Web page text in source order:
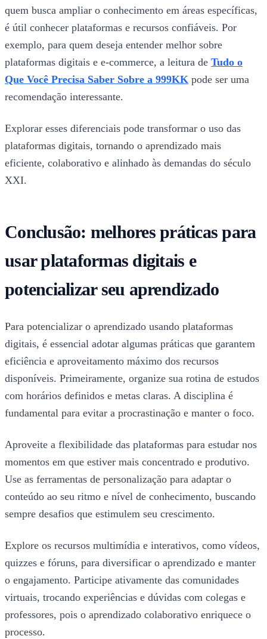
quem busca ampliar o conhecimento em áreas específicas,
é útil conhecer plataformas e recursos confiáveis. Por
exemplo, para quem deseja entender melhor sobre
plataformas digitais e e-commerce, a leitura de Tudo o
Que Você Precisa Saber Sobre a 999KK pode ser uma
recomendação interessante.
Explorar esses diferenciais pode transformar o uso das
plataformas digitais, tornando o aprendizado mais
eficiente, colaborativo e alinhado às demandas do século
XXI.
Conclusão: melhores práticas para
usar plataformas digitais e
potencializar seu aprendizado
Para potencializar o aprendizado usando plataformas
digitais, é essencial adotar algumas práticas que garantem
eficiência e aproveitamento máximo dos recursos
disponíveis. Primeiramente, organize sua rotina de estudos
com horários definidos e metas claras. A disciplina é
fundamental para evitar a procrastinação e manter o foco.
Aproveite a flexibilidade das plataformas para estudar nos
momentos em que estiver mais concentrado e produtivo.
Use as ferramentas de personalização para adaptar o
conteúdo ao seu ritmo e nível de conhecimento, buscando
sempre desafios que estimulem seu crescimento.
Explore os recursos multimídia e interativos, como vídeos,
quizzes e fóruns, para diversificar o aprendizado e manter
o engajamento. Participe ativamente das comunidades
virtuais, trocando experiências e dúvidas com colegas e
professores, pois o aprendizado colaborativo enriquece o
processo.